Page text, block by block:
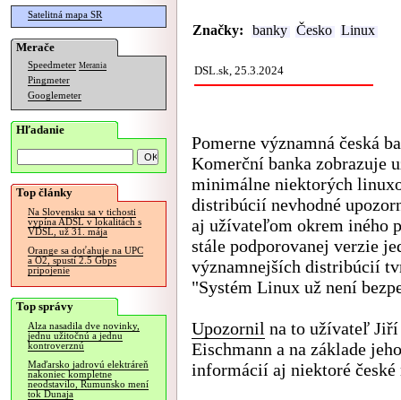
Satelitná mapa SR
Merače
Speedmeter Merania
Pingmeter
Googlemeter
Hľadanie
Top články
Na Slovensku sa v tichosti
vypína ADSL v lokalitách s
VDSL, už 31. mája
Orange sa doťahuje na UPC
a O2, spustí 2.5 Gbps
pripojenie
Top správy
Alza nasadila dve novinky,
jednu užitočnú a jednu
kontroverznú
Maďarsko jadrovú elektráreň
nakoniec kompletne
neodstavilo, Rumunsko mení
tok Dunaja
Značky: banky Česko Linux
DSL.sk, 25.3.2024
Pomerne významná česká
Komerční banka zobrazuje
minimálne niektorých
distribúcií nevhodné
aj užívateľom okrem iného
stále podporovanej verzie
významnejších distribúcií
"Systém Linux už není
Upozornil na to užívateľ Jiří
Eischmann a na základe jeho
informácií aj niektoré české